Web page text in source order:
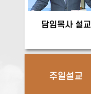
담임목사 설교
주일설교